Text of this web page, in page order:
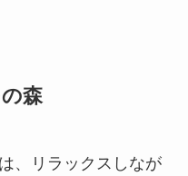
森
、リラックスしなが